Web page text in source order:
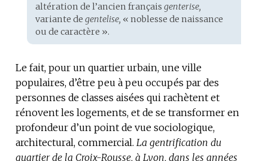
altération de l’ancien français genterise,
variante de gentelise, « noblesse de naissance
ou de caractère ».
Le fait, pour un quartier urbain, une ville
populaires, d’être peu à peu occupés par des
personnes de classes aisées qui rachètent et
rénovent les logements, et de se transformer en
profondeur d’un point de vue sociologique,
architectural, commercial. La gentrification du
quartier de la Croix-Rousse, à Lyon, dans les années